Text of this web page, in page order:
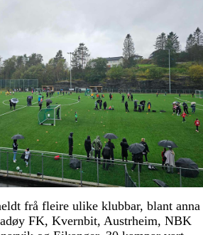
frå fleire ulike klubbar, blant anna
FK, Kvernbit, Austrheim, NBK